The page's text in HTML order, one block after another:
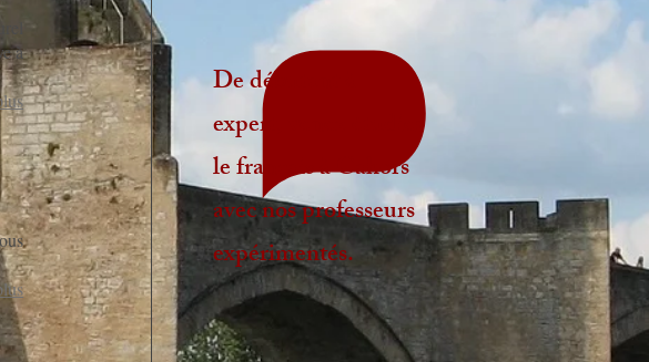
à
De débutant à
expert, venez étudier
le français à Cahors
avec nos professeurs
expérimentés.